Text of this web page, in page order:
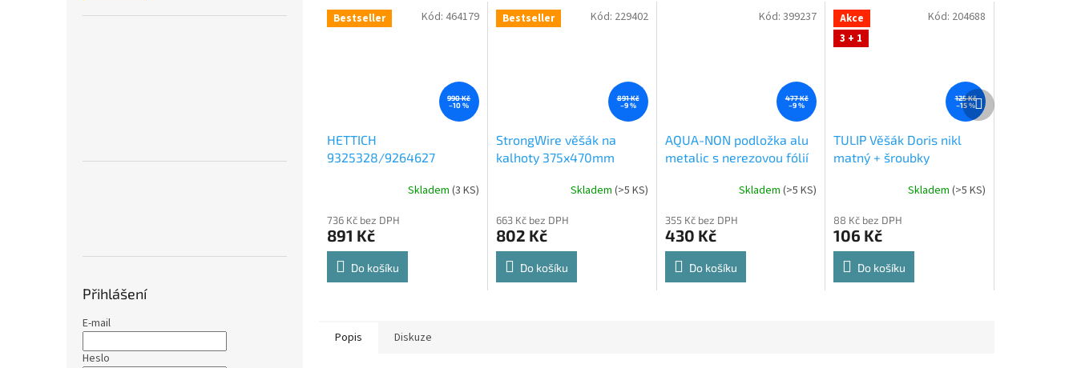
Přihlášení
E-mail
Heslo
Bestseller
990 Kč
–10 %
HETTICH
9325328/9264627
produktu
je
4,8
5
Skladem (3 KS)
736 Kč bez DPH
891 Kč
Do košíku
Kód: 464179 Bestseller
891 Kč
–9 %
StrongWire věšák na
kalhoty 375x470mm
produktu
je
4,8
5
Skladem (>5 KS)
663 Kč bez DPH
802 Kč
Do košíku
Kód: 229402
477 Kč
–9 %
AQUA-NON podložka alu
metalic s nerezovou fólií
produktu
je
4,6
5
Skladem(>5 KS)
355 Kč bez DPH
430 Kč
Do košíku
Kód:399237
Akce
3 + 1
125 Kč
–15 %
TULIP Věšák Doris nikl
matný + šroubky
produktu
je
5,0
5
Skladem(>5 KS)
88 Kč bez DPH
106 Kč
Do košíku
Kód: 204688
Další
produkt
Popis Diskuze